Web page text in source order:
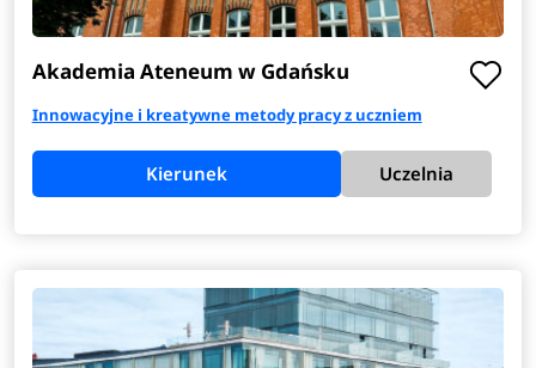
Akademia Ateneum w Gdańsku
Innowacyjne i kreatywne metody pracy z uczniem
Kierunek Uczelnia